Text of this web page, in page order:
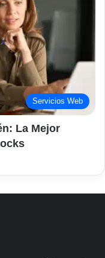
Servicios Web
La Mejor